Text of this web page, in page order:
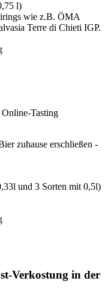
l)
wie z.B. ÖMA
Terre di Chieti IGP.
Tasting
zuhause erschließen -
und 3 Sorten mit 0,5l)
Verkostung in der